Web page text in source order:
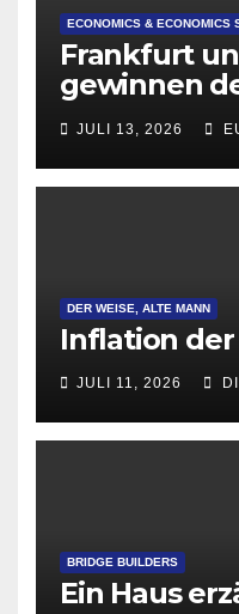
ECONOMICS & ECONOMICS
Frankfurt
gewinnen
Attraktivität
JULI 13, 2026
DER WEISE, ALTE MANN
Inflation
JULI 11, 2026
BRIDGE BUILDERS
Ein Haus